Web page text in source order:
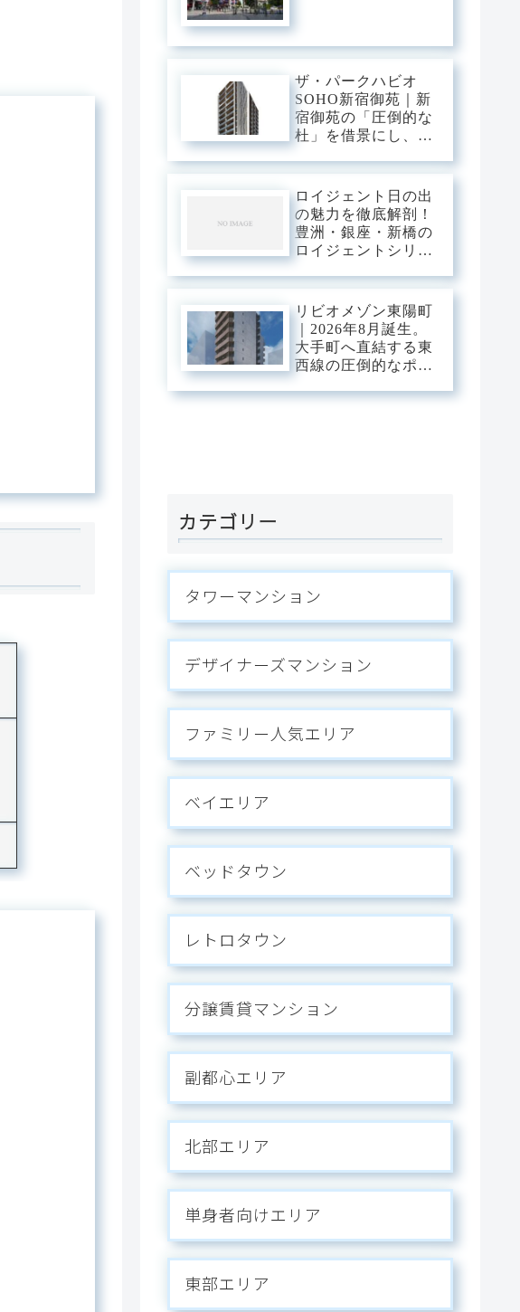
ス。
ザ・パークハビオ
SOHO新宿御苑｜新
宿御苑の「圧倒的な
杜」を借景にし、新
内に収める。職住の
境界を美しく溶か
す、三菱地所レジデ
ンスが贈るハイエン
ドSOHOステージ。
ロイジェント日の出
の魅力を徹底解剖！
豊洲・銀座・新橋の
ロイジェントシリー
リビオメゾン東陽町
｜2026年8月誕生。
大手町へ直結する東
西線の圧倒的なポテ
し、江東の「豊かな
カテゴリー
タワーマンション
デザイナーズマンション
ファミリー人気エリア
ベイエリア
ベッドタウン
レトロタウン
分譲賃貸マンション
副都心エリア
北部エリア
単身者向けエリア
東部エリア